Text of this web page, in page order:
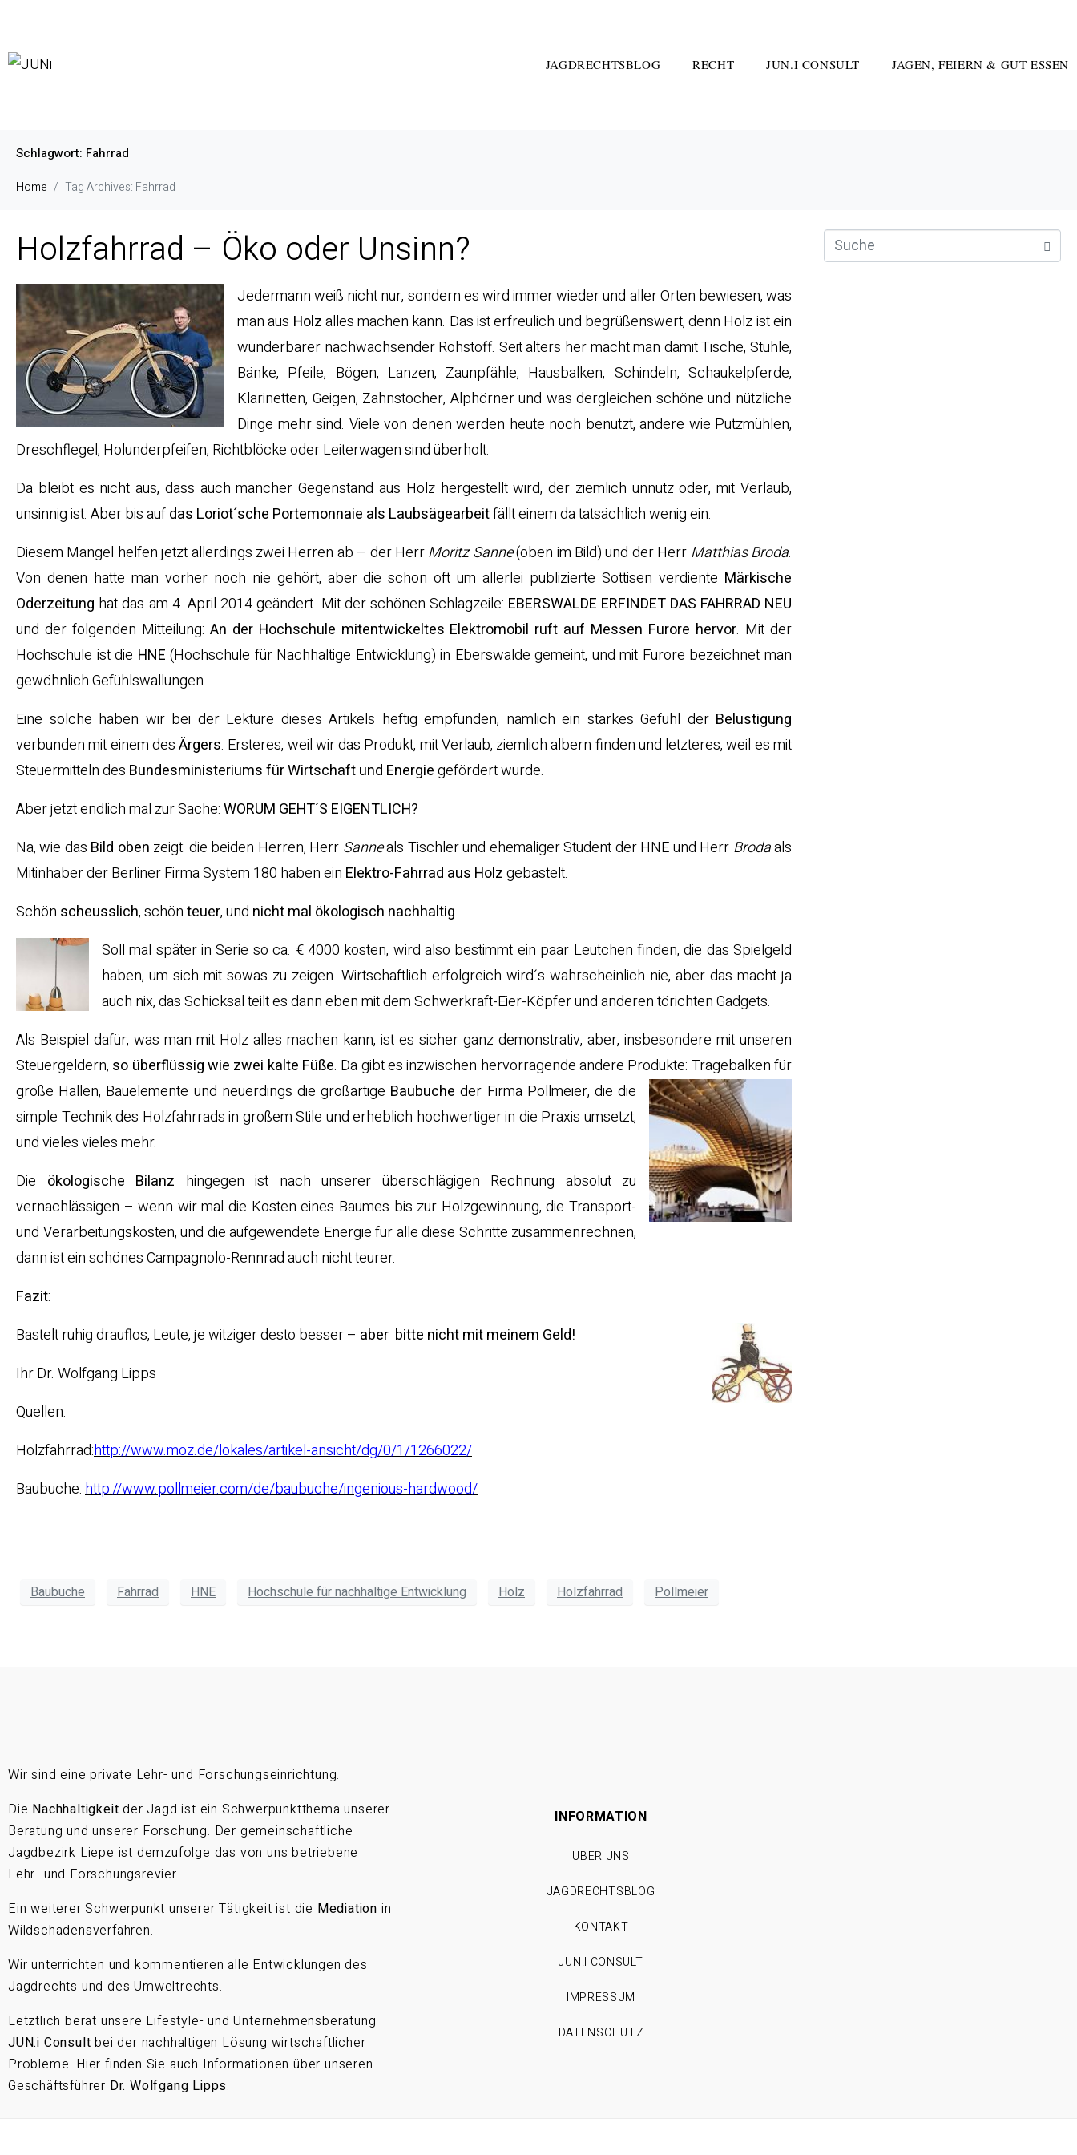
JAGDRECHTSBLOG RECHT JUN.I CONSULT JAGEN, FEIERN & GUT ESSEN
Schlagwort: Fahrrad
Home Tag Archives: Fahrrad
Holzfahrrad – Öko oder Unsinn?
Jedermann weiß nicht nur, sondern es wird immer wieder und aller Orten bewiesen, was
man aus Holzalles machen kann. Das ist erfreulich und begrüßenswert, denn Holz ist ein
wunderbarer nachwachsender Rohstoff. Seit alters her macht man damit Tische, Stühle,
Bänke, Pfeile, Bögen, Lanzen, Zaunpfähle, Hausbalken, Schindeln, Schaukelpferde,
Klarinetten, Geigen, Zahnstocher, Alphörner und was dergleichen schöne und nützliche
Dinge mehr sind. Viele von denen werden heute noch benutzt, andere wie Putzmühlen,
Dreschflegel, Holunderpfeifen, Richtblöcke oder Leiterwagen sind überholt.
Da bleibt es nicht aus, dass auch mancher Gegenstand aus Holz hergestellt wird, der ziemlich unnütz oder, mit Verlaub,
unsinnig ist. Aber bis aufdas Loriot´sche Portemonnaie als Laubsägearbeitfällt einem da tatsächlich wenig ein.
Diesem Mangel helfen jetzt allerdings zwei Herren ab – der HerrMoritz Sanne(oben im Bild) und der Herr Matthias Broda.
Von denen hatte man vorher noch nie gehört, aber die schon oft um allerlei publizierte Sottisen verdiente Märkische
Oderzeitung hat das am 4. April 2014 geändert. Mit der schönen Schlagzeile: EBERSWALDE ERFINDET DAS FAHRRAD NEU
und der folgenden Mitteilung: An der Hochschule mitentwickeltes Elektromobil ruft auf Messen Furore hervor. Mit der
Hochschule ist die HNE (Hochschule für Nachhaltige Entwicklung) in Eberswalde gemeint, und mit Furore bezeichnet man
gewöhnlich Gefühlswallungen.
Eine solche haben wir bei der Lektüre dieses Artikels heftig empfunden, nämlich ein starkes Gefühl der Belustigung
verbunden mit einem desÄrgers. Ersteres, weil wir das Produkt, mit Verlaub, ziemlich albern finden und letzteres, weil es mit
Steuermitteln des Bundesministeriums für Wirtschaft und Energiegefördert wurde.
Aber jetzt endlich mal zur Sache:WORUM GEHT´S EIGENTLICH?
Na, wie das Bild oben zeigt: die beiden Herren, Herr Sanneals Tischler und ehemaliger Student der HNE und Herr Brodaals
Mitinhaber der Berliner Firma System 180 haben ein Elektro-Fahrrad aus Holzgebastelt.
Schön scheusslich, schönteuer, und nicht mal ökologisch nachhaltig.
Soll mal später in Serie so ca. € 4000 kosten, wird also bestimmt ein paar Leutchen finden, die das Spielgeld
haben, um sich mit sowas zu zeigen. Wirtschaftlich erfolgreich wird´s wahrscheinlich nie, aber das macht ja
auch nix, das Schicksal teilt es dann eben mit dem Schwerkraft-Eier-Köpfer und anderen törichten Gadgets.
Als Beispiel dafür, was man mit Holz alles machen kann, ist es sicher ganz demonstrativ, aber, insbesondere mit unseren
Steuergeldern, so überflüssig wie zwei kalte Füße. Da gibt es inzwischen hervorragende andere Produkte: Tragebalken für
große Hallen, Bauelemente und neuerdings die großartige Baubuche der Firma Pollmeier, die die
simple Technik des Holzfahrrads in großem Stile und erheblich hochwertiger in die Praxis umsetzt,
und vieles vieles mehr.
Die ökologische Bilanz hingegen ist nach unserer überschlägigen Rechnung absolut zu
vernachlässigen – wenn wir mal die Kosten eines Baumes bis zur Holzgewinnung, die Transport-
und Verarbeitungskosten, und die aufgewendete Energie für alle diese Schritte zusammenrechnen,
dann ist ein schönes Campagnolo-Rennrad auch nicht teurer.
Fazit:
Bastelt ruhig drauflos, Leute, je witziger desto besser – aber bitte nicht mit meinem Geld!
Ihr Dr. Wolfgang Lipps
Quellen:
Holzfahrrad:http://www.moz.de/lokales/artikel-ansicht/dg/0/1/1266022/
Baubuche:http://www.pollmeier.com/de/baubuche/ingenious-hardwood/
Baubuche Fahrrad HNE Hochschule für nachhaltige Entwicklung Holz Holzfahrrad Pollmeier
Wir sind eine private Lehr- und Forschungseinrichtung.
Die Nachhaltigkeit der Jagd ist ein Schwerpunktthema unserer
Beratung und unserer Forschung. Der gemeinschaftliche
Jagdbezirk Liepe ist demzufolge das von uns betriebene
Lehr- und Forschungsrevier.
Ein weiterer Schwerpunkt unserer Tätigkeit ist die Mediation in
Wildschadensverfahren.
Wir unterrichten und kommentieren alle Entwicklungen des
Jagdrechts und des Umweltrechts.
Letztlich berät unsere Lifestyle- und Unternehmensberatung
JUN.i Consult bei der nachhaltigen Lösung wirtschaftlicher
Probleme. Hier finden Sie auch Informationen über unseren
Geschäftsführer Dr. Wolfgang Lipps.
INFORMATION
ÜBER UNS
JAGDRECHTSBLOG
KONTAKT
JUN.I CONSULT
IMPRESSUM
DATENSCHUTZ